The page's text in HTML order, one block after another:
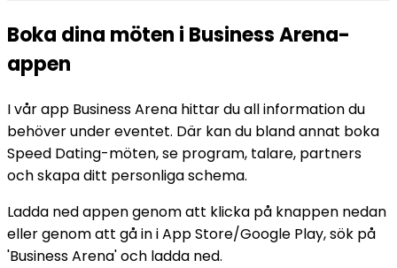
Boka dina möten i Business Arena-
appen
I vår app Business Arena hittar du all information du
behöver under eventet. Där kan du bland annat boka
Speed Dating-möten, se program, talare, partners
och skapa ditt personliga schema.
Ladda ned appen genom att klicka på knappen nedan
eller genom att gå in i App Store/Google Play, sök på
'Business Arena' och ladda ned.